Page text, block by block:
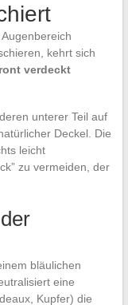
kehrt sich
verdeckt
unterer Teil auf
Deckel. Die
leicht
zu vermeiden, der
bläulichen
eine
Kupfer) die